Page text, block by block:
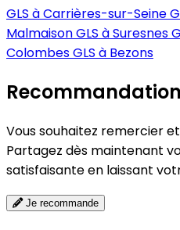
GLS à Carrières-sur-Seine
MalmaisonGLS à Suresnes
ColombesGLS à Bezons
Vous souhaitez remercier
Partagez dès maintenant
satisfaisante en laissant
Je recommande